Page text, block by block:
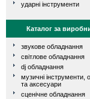
ударні інструменти
Каталог за
звукове обладнання
світлове обладнання
dj обладнання
музичні інструменти,
та аксесуари
сценічне обладнання